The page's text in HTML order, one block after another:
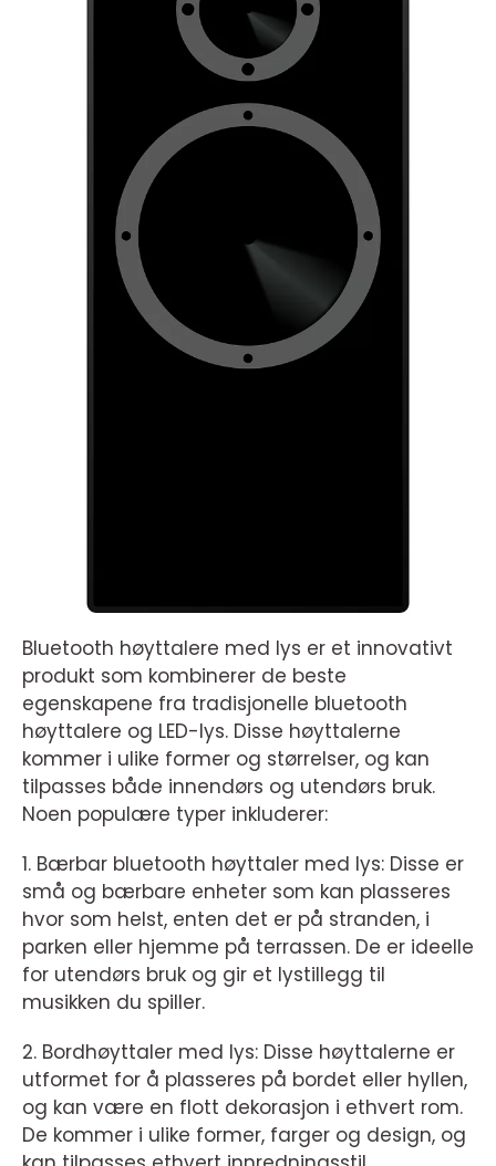
Bluetooth høyttalere med lys er et innovativt
produkt som kombinerer de beste
egenskapene fra tradisjonelle bluetooth
høyttalere og LED-lys. Disse høyttalerne
kommer i ulike former og størrelser, og kan
tilpasses både innendørs og utendørs bruk.
Noen populære typer inkluderer:
1. Bærbar bluetooth høyttaler med lys: Disse er
små og bærbare enheter som kan plasseres
hvor som helst, enten det er på stranden, i
parken eller hjemme på terrassen. De er ideelle
for utendørs bruk og gir et lystillegg til
musikken du spiller.
2. Bordhøyttaler med lys: Disse høyttalerne er
utformet for å plasseres på bordet eller hyllen,
og kan være en flott dekorasjon i ethvert rom.
De kommer i ulike former, farger og design, og